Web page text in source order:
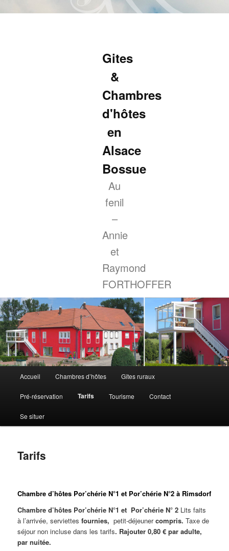
Gites
&
Chambres
d'hôtes
en
Alsace
Bossue
Au
fenil
–
Annie
et
Raymond
FORTHOFFER
principal
Accueil Chambres d’hôtes Gîtes ruraux
Pré-réservation Tarifs Tourisme Contact
Se situer
Tarifs
Chambre d’hôtes Por’chérie N°1 et Por’chérie N°2 à Rimsdorf
Chambre d’hôtes Por’chérie N°1 et Por’chérie N° 2 Lits faits
à l’arrivée, serviettes fournies, petit-déjeunercompris.Taxe de
séjour non incluse dans les tarifs. Rajouter 0,80 € par adulte,
par nuitée.